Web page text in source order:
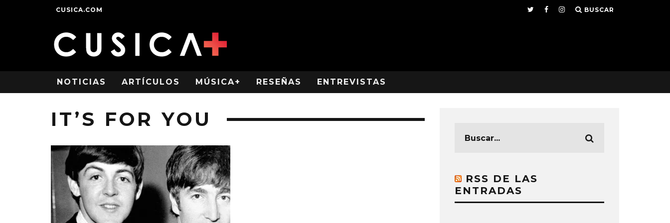
CUSICA.COM BUSCAR
NOTICIAS ARTÍCULOS MÚSICA+ RESEÑAS ENTREVISTAS
IT’S FOR YOU
RSS DE LAS
ENTRADAS